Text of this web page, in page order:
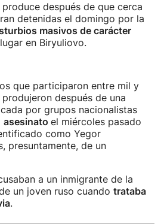
después de que cerca
detenidas el domingo por la
masivos de carácter
en Biryuliovo.
que participaron entre mil y
después de una
por grupos nacionalistas
asesinato el miércoles pasado
como Yegor
presuntamente, de un
a un inmigrante de la
un joven ruso cuando trataba
.